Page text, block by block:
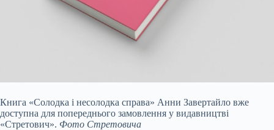
Книга «Солодка і несолодка справа» Анни Завертайло вже
доступна для попереднього замовлення у видавництві
«Стретович». Фото Стретовича